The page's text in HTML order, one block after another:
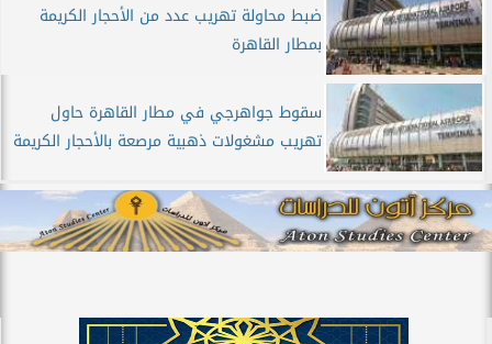
ضبط محاولة تهريب عدد من الأحجار الكريمة
بمطار القاهرة
سقوط جواهرجي في مطار القاهرة حاول
تهريب مشغولات ذهبية مرصعة بالأحجار الكريمة